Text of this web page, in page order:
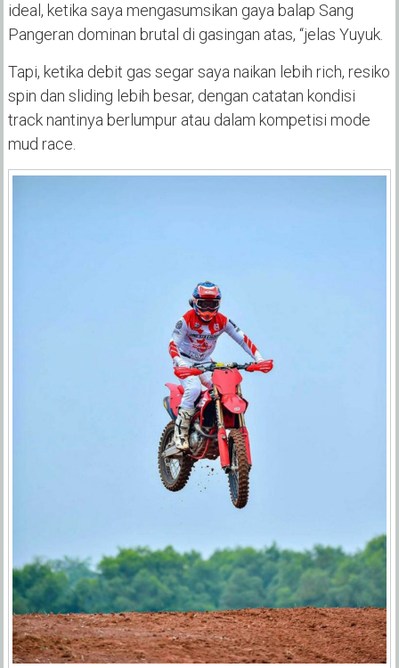
ideal, ketika saya mengasumsikan gaya balap Sang
Pangeran dominan brutal di gasingan atas, “jelas Yuyuk.
Tapi, ketika debit gas segar saya naikan lebih rich, resiko
spin dan sliding lebih besar, dengan catatan kondisi
track nantinya berlumpur atau dalam kompetisi mode
mud race.